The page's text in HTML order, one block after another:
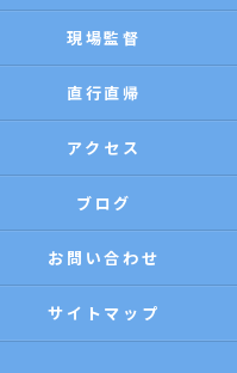
現場監督
直行直帰
アクセス
ブログ
お問い合わせ
サイトマップ